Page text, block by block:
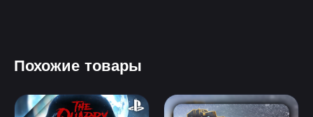
Похожие товары